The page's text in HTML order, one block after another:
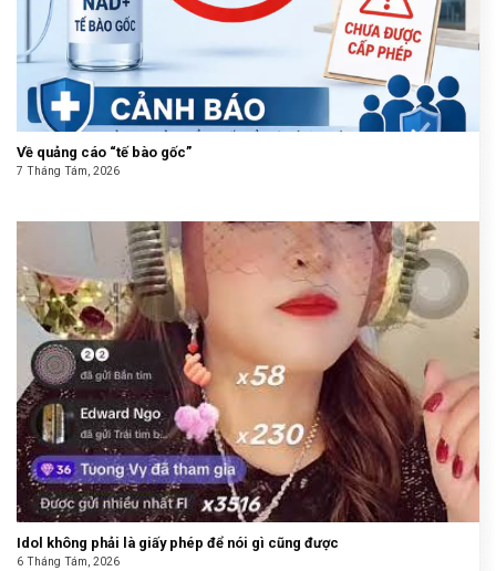
Về quảng cáo “tế bào gốc”
7 Tháng Tám, 2026
Idol không phải là giấy phép để nói gì cũng được
6 Tháng Tám, 2026